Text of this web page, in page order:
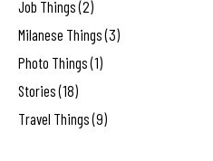
Job Things(2)
Milanese Things(3)
Photo Things(1)
Stories(18)
Travel Things(9)